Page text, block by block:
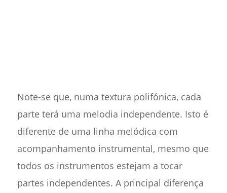
Note-se que, numa textura polifónica, cada
parte terá uma melodia independente. Isto é
diferente de uma linha melódica com
acompanhamento instrumental, mesmo que
todos os instrumentos estejam a tocar
partes independentes. A principal diferença